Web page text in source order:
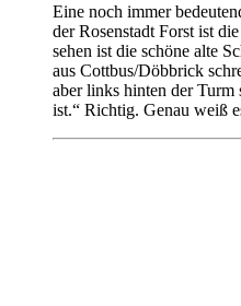
Eine noch immer
der Rosenstadt Forst ist
sehen ist die schöne alte
aus Cottbus/Döbbrick
aber links hinten der Turm
ist.“ Richtig. Genau weiß